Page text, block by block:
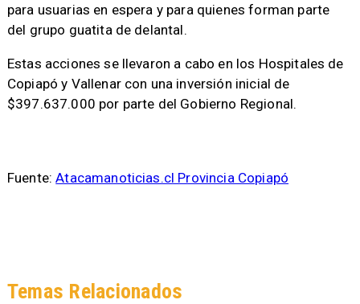
para usuarias en espera y para quienes forman parte
del grupo guatita de delantal.
Estas acciones se llevaron a cabo en los Hospitales de
Copiapó y Vallenar con una inversión inicial de
$397.637.000 por parte del Gobierno Regional.
Fuente:Atacamanoticias.cl Provincia Copiapó
Temas Relacionados